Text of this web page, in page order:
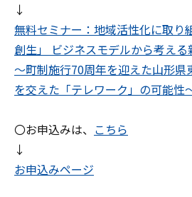
↓
無料セミナー：地域活性化に取り
創生」 ビジネスモデルから考え
～町制施行70周年を迎えた山形県
を交えた「テレワーク」の可能性
〇お申込みは、 こちら
↓
お申込みページ